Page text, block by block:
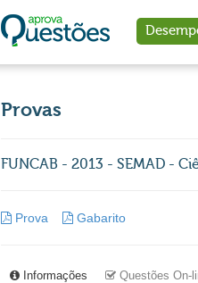
Provas
FUNCAB - 2013 - SEMAD -
Prova Gabarito
Informações Questões On-